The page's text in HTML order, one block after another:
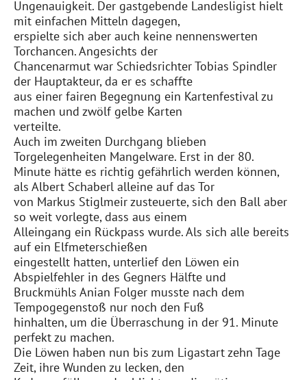
Ungenauigkeit. Der gastgebende Landesligist hielt
mit einfachen Mitteln dagegen,
erspielte sich aber auch keine nennenswerten
Torchancen. Angesichts der
Chancenarmut war Schiedsrichter Tobias Spindler
der Hauptakteur, da er es schaffte
aus einer fairen Begegnung ein Kartenfestival zu
machen und zwölf gelbe Karten
verteilte.
Auch im zweiten Durchgang blieben
Torgelegenheiten Mangelware. Erst in der 80.
Minute hätte es richtig gefährlich werden können,
als Albert Schaberl alleine auf das Tor
von Markus Stiglmeir zusteuerte, sich den Ball aber
so weit vorlegte, dass aus einem
Alleingang ein Rückpass wurde. Als sich alle bereits
auf ein Elfmeterschießen
eingestellt hatten, unterlief den Löwen ein
Abspielfehler in des Gegners Hälfte und
Bruckmühls Anian Folger musste nach dem
Tempogegenstoß nur noch den Fuß
hinhalten, um die Überraschung in der 91. Minute
perfekt zu machen.
Die Löwen haben nun bis zum Ligastart zehn Tage
Zeit, ihre Wunden zu lecken, den